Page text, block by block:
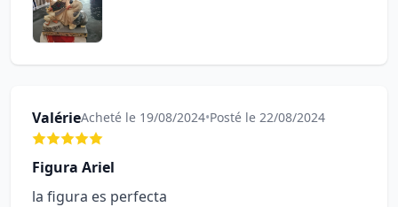
ValérieAcheté le 19/08/2024•Posté le 22/08/2024
Figura Ariel
la figura es perfecta